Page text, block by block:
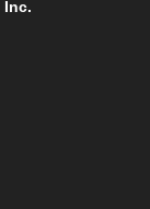
Inc.